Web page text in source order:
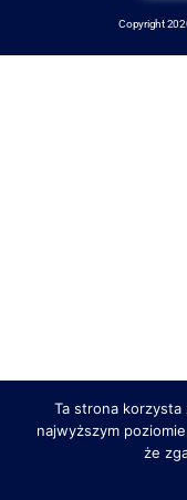
Copyright
Ta strona korzysta
najwyższym
że